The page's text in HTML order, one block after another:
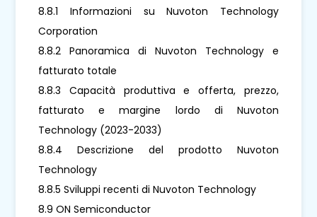
8.8.1 Informazioni su Nuvoton Technology
Corporation
8.8.2 Panoramica di Nuvoton Technology e
fatturato totale
8.8.3 Capacità produttiva e offerta, prezzo,
fatturato e margine lordo di Nuvoton
Technology (2023-2033)
8.8.4 Descrizione del prodotto Nuvoton
Technology
8.8.5 Sviluppi recenti di Nuvoton Technology
8.9 ON Semiconductor